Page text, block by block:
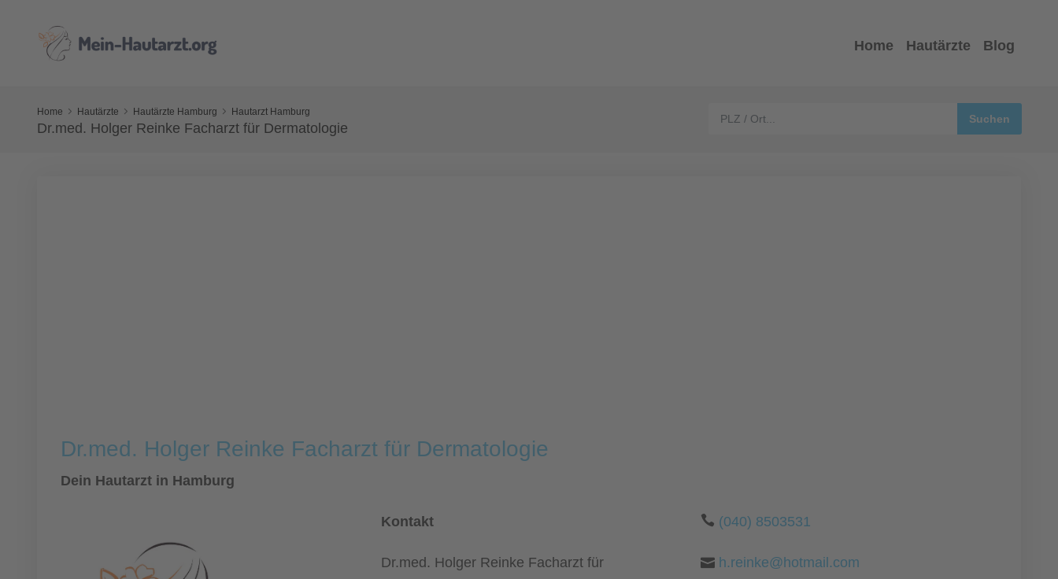
Home Hautärzte Blog
Home Hautärzte Hautärzte Hamburg Hautarzt Hamburg
Dr.med. Holger Reinke Facharzt für Dermatologie
Dr.med. Holger Reinke Facharzt für Dermatologie
Dein Hautarzt in Hamburg
Kontakt
Dr.med. Holger Reinke Facharzt für
(040) 8503531
h.reinke@hotmail.com